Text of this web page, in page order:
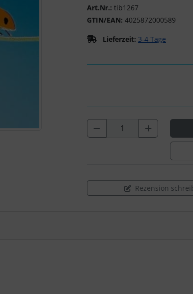
Art.Nr.: tib1267
GTIN/EAN: 4025872000589
Lieferzeit: 3-4 Tage
Rezension